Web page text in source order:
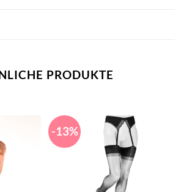
PRODUKTE
-13%